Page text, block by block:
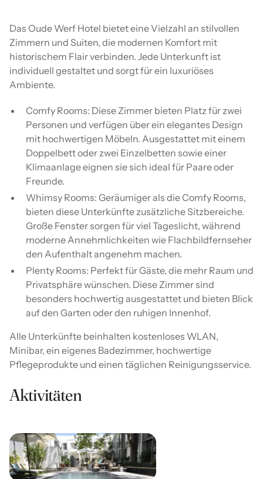
Das Oude Werf Hotel bietet eine Vielzahl an stilvollen
Zimmern und Suiten, die modernen Komfort mit
historischem Flair verbinden. Jede Unterkunft ist
individuell gestaltet und sorgt für ein luxuriöses
Ambiente.
Comfy Rooms: Diese Zimmer bieten Platz für zwei
Personen und verfügen über ein elegantes Design
mit hochwertigen Möbeln. Ausgestattet mit einem
Doppelbett oder zwei Einzelbetten sowie einer
Klimaanlage eignen sie sich ideal für Paare oder
Freunde.
Whimsy Rooms: Geräumiger als die Comfy Rooms,
bieten diese Unterkünfte zusätzliche Sitzbereiche.
Große Fenster sorgen für viel Tageslicht, während
moderne Annehmlichkeiten wie Flachbildfernseher
den Aufenthalt angenehm machen.
Plenty Rooms: Perfekt für Gäste, die mehr Raum und
Privatsphäre wünschen. Diese Zimmer sind
besonders hochwertig ausgestattet und bieten Blick
auf den Garten oder den ruhigen Innenhof.
Alle Unterkünfte beinhalten kostenloses WLAN,
Minibar, ein eigenes Badezimmer, hochwertige
Pflegeprodukte und einen täglichen Reinigungsservice.
Aktivitäten